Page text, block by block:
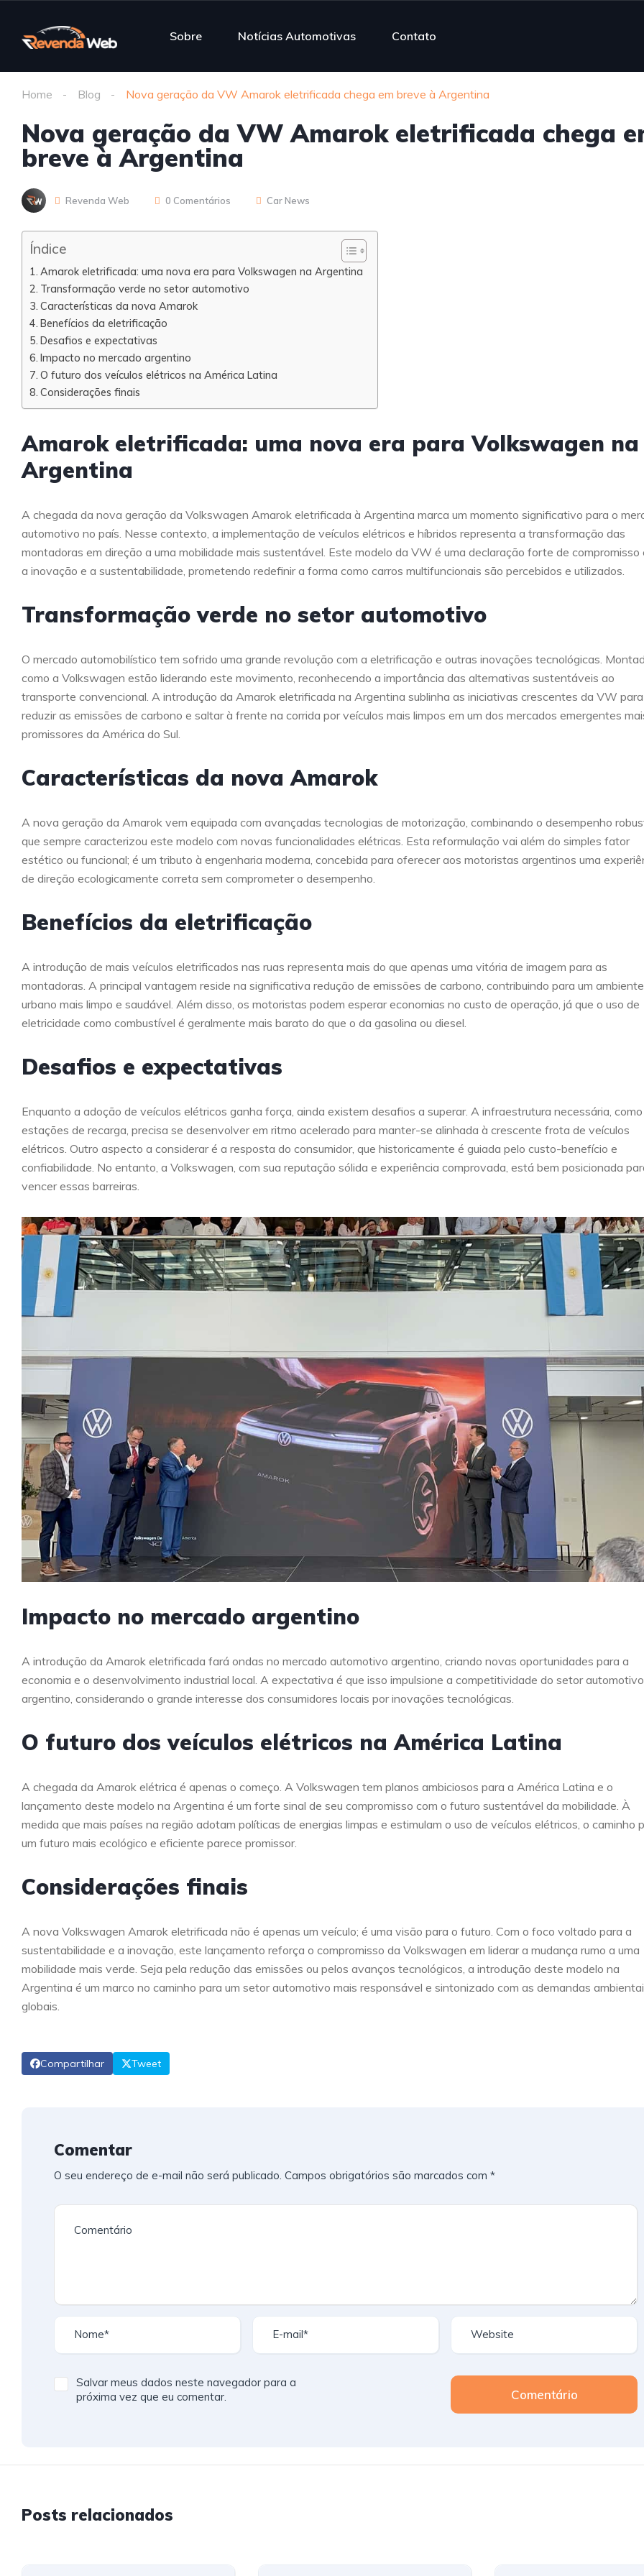
Sobre Notícias Automotivas Contato
Home Blog Nova geração da VW Amarok eletrificada chega em breve à Argentina
Nova geração da VW Amarok eletrificada chega
breve à Argentina
Revenda Web 0 Comentários Car News
Índice
Amarok eletrificada: uma nova era para Volkswagen na Argentina
Transformação verde no setor automotivo
Características da nova Amarok
Benefícios da eletrificação
Desafios e expectativas
Impacto no mercado argentino
O futuro dos veículos elétricos na América Latina
Considerações finais
Amarok eletrificada: uma nova era para Volkswagen na
Argentina
A chegada da nova geração da Volkswagen Amarok eletrificada à Argentina marca um momento significativo para o
automotivo no país. Nesse contexto, a implementação de veículos elétricos e híbridos representa a transformação das
montadoras em direção a uma mobilidade mais sustentável. Este modelo da VW é uma declaração forte de compromisso
a inovação e a sustentabilidade, prometendo redefinir a forma como carros multifuncionais são percebidos e utilizados.
Transformação verde no setor automotivo
O mercado automobilístico tem sofrido uma grande revolução com a eletrificação e outras inovações tecnológicas.
como a Volkswagen estão liderando este movimento, reconhecendo a importância das alternativas sustentáveis ao
transporte convencional. A introdução da Amarok eletrificada na Argentina sublinha as iniciativas crescentes da VW para
reduzir as emissões de carbono e saltar à frente na corrida por veículos mais limpos em um dos mercados emergentes
promissores da América do Sul.
Características da nova Amarok
A nova geração da Amarok vem equipada com avançadas tecnologias de motorização, combinando o desempenho
que sempre caracterizou este modelo com novas funcionalidades elétricas. Esta reformulação vai além do simples fator
estético ou funcional; é um tributo à engenharia moderna, concebida para oferecer aos motoristas argentinos uma
de direção ecologicamente correta sem comprometer o desempenho.
Benefícios da eletrificação
A introdução de mais veículos eletrificados nas ruas representa mais do que apenas uma vitória de imagem para as
montadoras. A principal vantagem reside na significativa redução de emissões de carbono, contribuindo para um ambiente
urbano mais limpo e saudável. Além disso, os motoristas podem esperar economias no custo de operação, já que o uso de
eletricidade como combustível é geralmente mais barato do que o da gasolina ou diesel.
Desafios e expectativas
Enquanto a adoção de veículos elétricos ganha força, ainda existem desafios a superar. A infraestrutura necessária, como
estações de recarga, precisa se desenvolver em ritmo acelerado para manter-se alinhada à crescente frota de veículos
elétricos. Outro aspecto a considerar é a resposta do consumidor, que historicamente é guiada pelo custo-benefício e
confiabilidade. No entanto, a Volkswagen, com sua reputação sólida e experiência comprovada, está bem posicionada
vencer essas barreiras.
Impacto no mercado argentino
A introdução da Amarok eletrificada fará ondas no mercado automotivo argentino, criando novas oportunidades para a
economia e o desenvolvimento industrial local. A expectativa é que isso impulsione a competitividade do setor automotivo
argentino, considerando o grande interesse dos consumidores locais por inovações tecnológicas.
O futuro dos veículos elétricos na América Latina
A chegada da Amarok elétrica é apenas o começo. A Volkswagen tem planos ambiciosos para a América Latina e o
lançamento deste modelo na Argentina é um forte sinal de seu compromisso com o futuro sustentável da mobilidade. À
medida que mais países na região adotam políticas de energias limpas e estimulam o uso de veículos elétricos, o caminho
um futuro mais ecológico e eficiente parece promissor.
Considerações finais
A nova Volkswagen Amarok eletrificada não é apenas um veículo; é uma visão para o futuro. Com o foco voltado para a
sustentabilidade e a inovação, este lançamento reforça o compromisso da Volkswagen em liderar a mudança rumo a uma
mobilidade mais verde. Seja pela redução das emissões ou pelos avanços tecnológicos, a introdução deste modelo na
Argentina é um marco no caminho para um setor automotivo mais responsável e sintonizado com as demandas
globais.
Compartilhar Tweet
Comentar
O seu endereço de e-mail não será publicado. Campos obrigatórios são marcados com *
Salvar meus dados neste navegador para a
próxima vez que eu comentar.
Comentário
Posts relacionados